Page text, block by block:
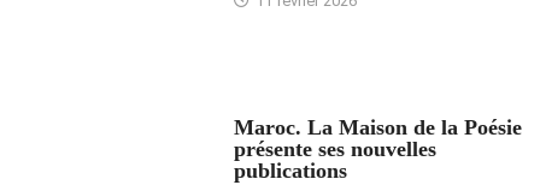
Maroc. La Maison de la Poésie
présente ses nouvelles
publications